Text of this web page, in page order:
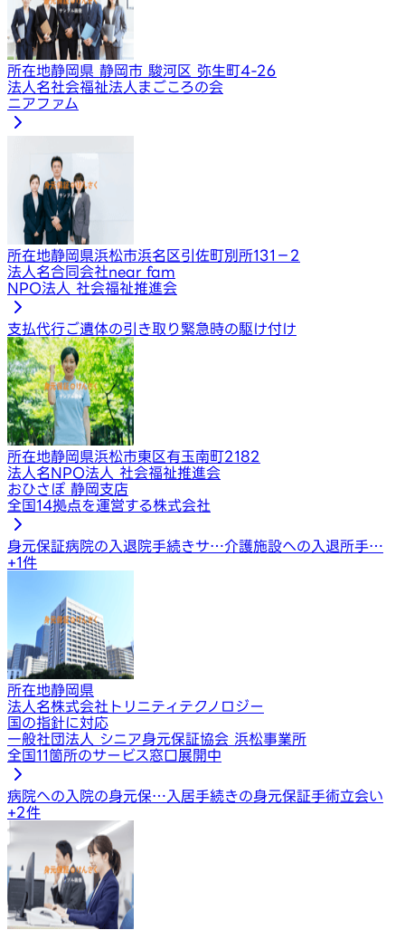
所在地静岡県 静岡市 駿河区 弥生町4-26
法人名社会福祉法人まごころの会
ニアファム
所在地静岡県浜松市浜名区引佐町別所131－2
法人名合同会社near fam
NPO法人 社会福祉推進会
支払代行ご遺体の引き取り緊急時の駆け付け
所在地静岡県浜松市東区有玉南町2182
法人名NPO法人 社会福祉推進会
おひさぽ 静岡支店
全国14拠点を運営する株式会社
身元保証病院の入退院手続きサ…介護施設への入退所手…
+1件
所在地静岡県
法人名株式会社トリニティテクノロジー
国の指針に対応
一般社団法人 シニア身元保証協会 浜松事業所
全国11箇所のサービス窓口展開中
病院への入院の身元保… 入居手続きの身元保証手術立会い
+2件